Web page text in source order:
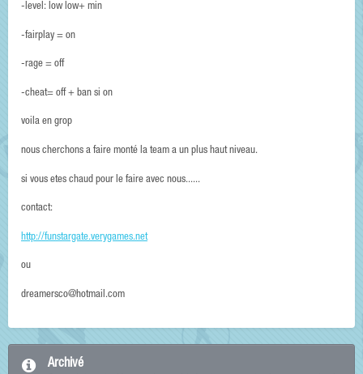
-level: low low+ min
-fairplay = on
-rage = off
-cheat= off + ban si on
voila en grop
nous cherchons a faire monté la team a un plus haut niveau.
si vous etes chaud pour le faire avec nous......
contact:
http://funstargate.verygames.net
ou
dreamersco@hotmail.com
Archivé